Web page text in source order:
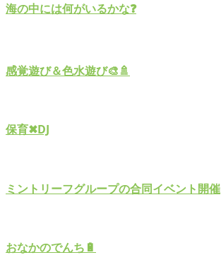
海の中には何がいるかな❓
感覚遊び＆色水遊び🎨🚿
保育✖︎DJ
ミントリーフグループの合同イベント開催
おなかのでんち🔋